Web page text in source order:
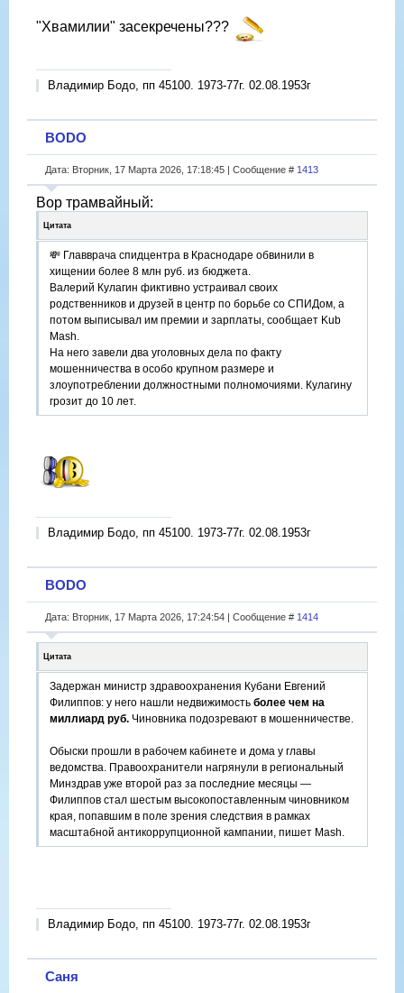
"Хвамилии" засекречены???
Владимир Бодо, пп 45100. 1973-77г. 02.08.1953г
BODO
Дата: Вторник, 17 Марта 2026, 17:18:45 | Сообщение # 1413
Вор трамвайный:
Цитата
💸 Главврача спидцентра в Краснодаре обвинили в
хищении более 8 млн руб. из бюджета.
Валерий Кулагин фиктивно устраивал своих
родственников и друзей в центр по борьбе со СПИДом, а
потом выписывал им премии и зарплаты, сообщает Kub
Mash.
На него завели два уголовных дела по факту
мошенничества в особо крупном размере и
злоупотреблении должностными полномочиями. Кулагину
грозит до 10 лет.
Владимир Бодо, пп 45100. 1973-77г. 02.08.1953г
BODO
Дата: Вторник, 17 Марта 2026, 17:24:54 | Сообщение # 1414
Цитата
Задержан министр здравоохранения Кубани Евгений
Филиппов: у него нашли недвижимость более чем на
миллиард руб. Чиновника подозревают в мошенничестве.
Обыски прошли в рабочем кабинете и дома у главы
ведомства. Правоохранители нагрянули в региональный
Минздрав уже второй раз за последние месяцы —
Филиппов стал шестым высокопоставленным чиновником
края, попавшим в поле зрения следствия в рамках
масштабной антикоррупционной кампании, пишет Mash.
Владимир Бодо, пп 45100. 1973-77г. 02.08.1953г
Саня